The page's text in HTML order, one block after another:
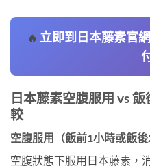
🔥 立即到日本藤素官
日本藤素空腹服用 vs
較
空腹服用（飯前1小時或飯後
空腹狀態下服用日本藤素，